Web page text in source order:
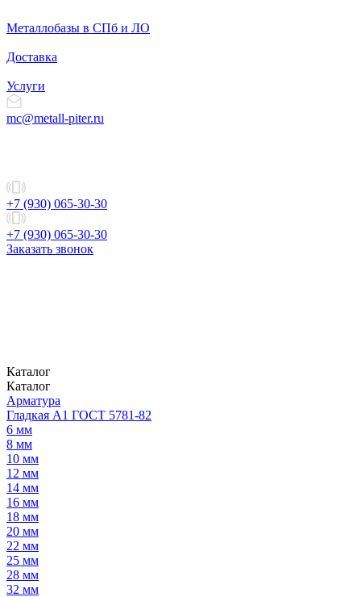
Металлобазы в СПб и ЛО
Доставка
Услуги
mc@metall-piter.ru
+7 (930) 065-30-30
+7 (930) 065-30-30
Заказать звонок
Каталог
Каталог
Арматура
Гладкая А1 ГОСТ 5781-82
6 мм
8 мм
10 мм
12 мм
14 мм
16 мм
18 мм
20 мм
22 мм
25 мм
28 мм
32 мм